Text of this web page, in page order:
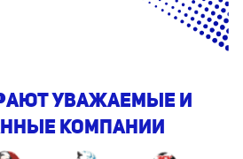
уважаемые и
компании